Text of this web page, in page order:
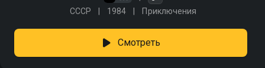
СССР 1984 Приключения
Смотреть